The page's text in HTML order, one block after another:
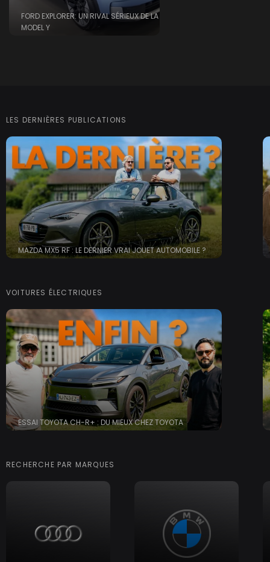
FORD EXPLORER: UN RIVAL SÉRIEUX DE LA
MODEL Y
LES DERNIÈRES PUBLICATIONS
MAZDA MX5 RF : LE DERNIER VRAI JOUET AUTOMOBILE ?
VOITURES ÉLECTRIQUES
ESSAI TOYOTA CH-R+ : DU MIEUX CHEZ TOYOTA
RECHERCHE PAR MARQUES